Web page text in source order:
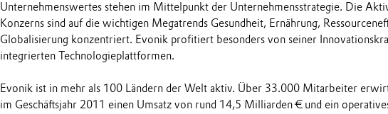
Unternehmenswertes stehen im Mittelpunkt der Unternehmensstrategie. Die
Konzerns sind auf die wichtigen Megatrends Gesundheit, Ernährung,
Globalisierung konzentriert. Evonik profitiert besonders von seiner
integrierten Technologieplattformen.
Evonik ist in mehr als 100 Ländern der Welt aktiv. Über 33.000 Mitarbeiter
im Geschäftsjahr 2011 einen Umsatz von rund 14,5 Milliarden € und ein